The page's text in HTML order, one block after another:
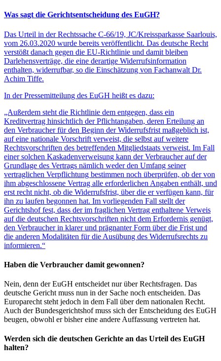
Was sagt die Gerichtsentscheidung des EuGH?
Das Urteil in der Rechtssache C-66/19, JC/Kreissparkasse Saarlouis,
vom 26.03.2020 wurde bereits veröffentlicht. Das deutsche Recht
verstößt danach gegen die EU-Richtlinie und damit bleiben
Darlehensverträge, die eine derartige Widerrufsinformation
enthalten, widerrufbar, so die Einschätzung von Fachanwalt Dr.
Achim Tiffe.
In der Pressemitteilung des EuGH heißt es dazu:
„Außerdem steht die Richtlinie dem entgegen, dass ein
Kreditvertrag hinsichtlich der Pflichtangaben, deren Erteilung an
den Verbraucher für den Beginn der Widerrufsfrist maßgeblich ist,
auf eine nationale Vorschrift verweist, die selbst auf weitere
Rechtsvorschriften des betreffenden Mitgliedstaats verweist. Im Fall
einer solchen Kaskadenverweisung kann der Verbraucher auf der
Grundlage des Vertrags nämlich weder den Umfang seiner
vertraglichen Verpflichtung bestimmen noch überprüfen, ob der von
ihm abgeschlossene Vertrag alle erforderlichen Angaben enthält, und
erst recht nicht, ob die Widerrufsfrist, über die er verfügen kann, für
ihn zu laufen begonnen hat. Im vorliegenden Fall stellt der
Gerichtshof fest, dass der im fraglichen Vertrag enthaltene Verweis
auf die deutschen Rechtsvorschriften nicht dem Erfordernis genügt,
den Verbraucher in klarer und prägnanter Form über die Frist und
die anderen Modalitäten für die Ausübung des Widerrufsrechts zu
informieren.“
Haben die Verbraucher damit gewonnen?
Nein, denn der EuGH entscheidet nur über Rechtsfragen. Das
deutsche Gericht muss nun in der Sache noch entscheiden. Das
Europarecht steht jedoch in dem Fall über dem nationalen Recht.
Auch der Bundesgerichtshof muss sich der Entscheidung des EuGH
beugen, obwohl er bisher eine andere Auffassung vertreten hat.
Werden sich die deutschen Gerichte an das Urteil des EuGH
halten?